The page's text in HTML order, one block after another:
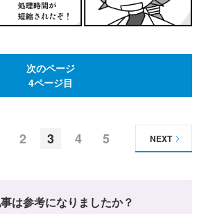
次のページ
4ページ目
2 3 4 5 NEXT
は参考になりましたか？